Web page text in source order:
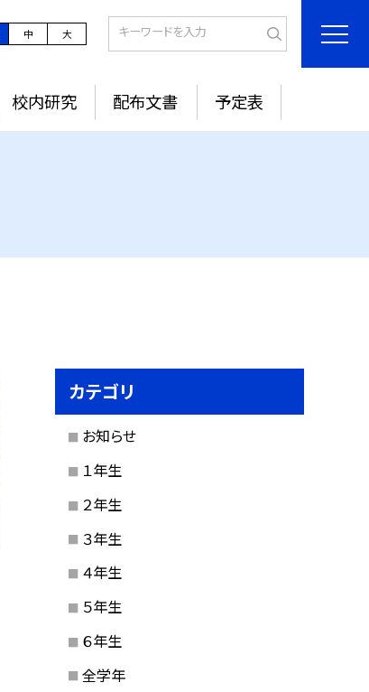
中 大
校内研究 配布文書 予定表
カテゴリ
お知らせ
１年生
２年生
３年生
４年生
５年生
６年生
全学年